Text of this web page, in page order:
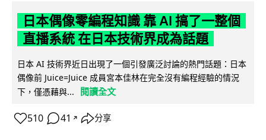
日本偶像零編程知識 靠 AI 搞了一整個
直播系統 在日本技術界成為話題
日本 AI 技術界近日出現了一個引發廣泛討論的熱門話題：日本
偶像前 Juice=Juice 成員宮本佳林在完全沒有編程經驗的情況
下，僅憑藉與...
閱讀全文
510 41 ↗ 分享